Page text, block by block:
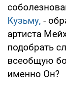
Кузьму, -
артиста
подобрать
всеобщую
именно Он?